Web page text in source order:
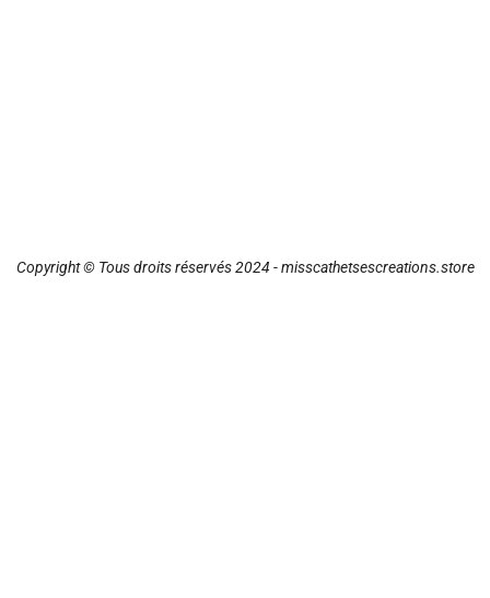
Copyright © Tous droits réservés 2024 - misscathetsescreations.store